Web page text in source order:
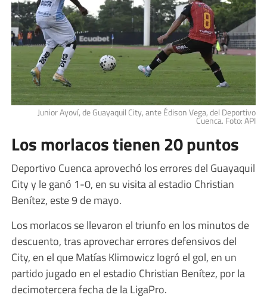
Junior Ayoví, de Guayaquil City, ante Édison Vega, del Deportivo
Cuenca. Foto: API
Los morlacos tienen 20 puntos
Deportivo Cuenca aprovechó los errores del Guayaquil
City y le ganó 1-0, en su visita al estadio Christian
Benítez, este 9 de mayo.
Los morlacos se llevaron el triunfo en los minutos de
descuento, tras aprovechar errores defensivos del
City, en el que Matías Klimowicz logró el gol, en un
partido jugado en el estadio Christian Benítez, por la
decimotercera fecha de la LigaPro.